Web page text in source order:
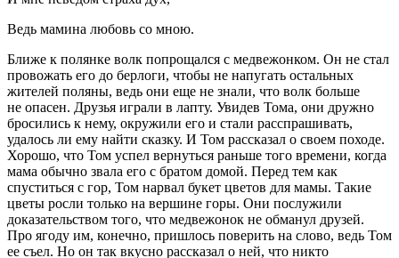
Ведь мамина любовь со мною.
Ближе к полянке волк попрощался с медвежонком. Он не стал
провожать его до берлоги, чтобы не напугать остальных
жителей поляны, ведь они еще не знали, что волк больше
не опасен. Друзья играли в лапту. Увидев Тома, они дружно
бросились к нему, окружили его и стали расспрашивать,
удалось ли ему найти сказку. И Том рассказал о своем походе.
Хорошо, что Том успел вернуться раньше того времени, когда
мама обычно звала его с братом домой. Перед тем как
спуститься с гор, Том нарвал букет цветов для мамы. Такие
цветы росли только на вершине горы. Они послужили
доказательством того, что медвежонок не обманул друзей.
Про ягоду им, конечно, пришлось поверить на слово, ведь Том
ее съел. Но он так вкусно рассказал о ней, что никто